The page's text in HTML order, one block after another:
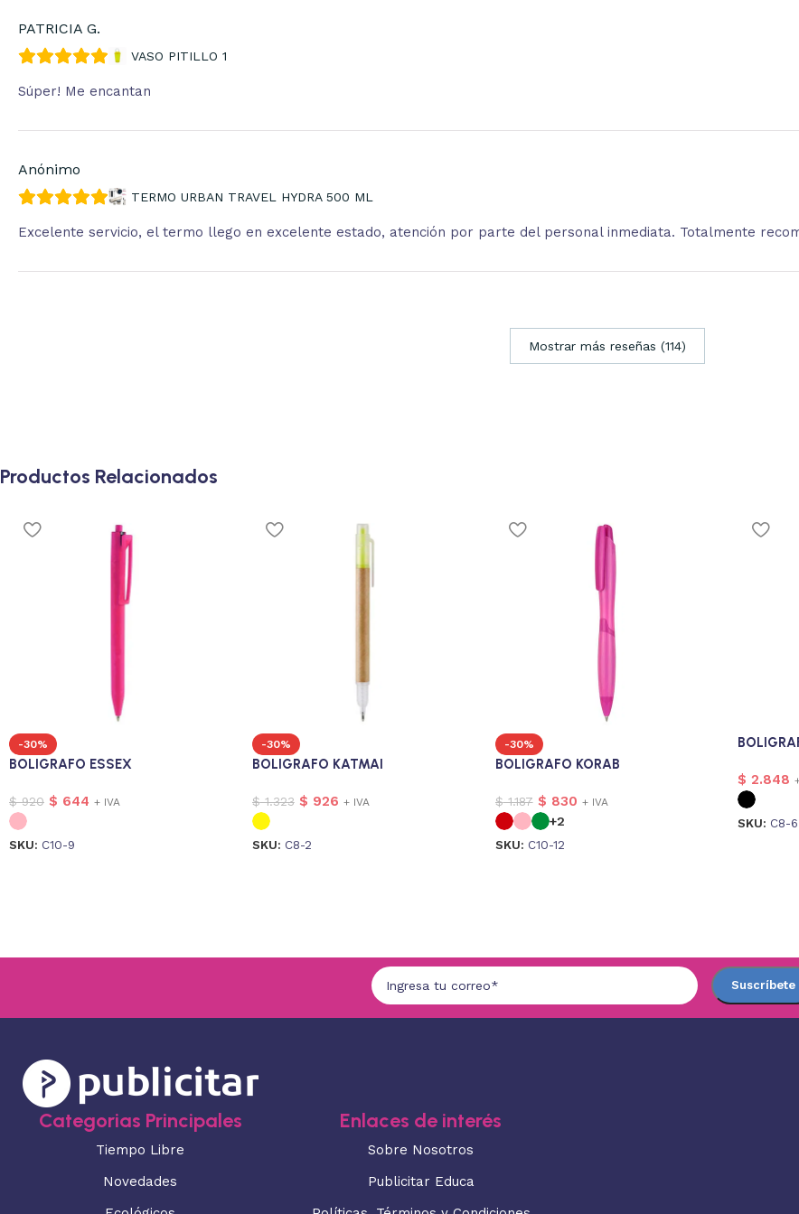
PATRICIA G.
VASO PITILLO 1
Súper! Me encantan
Anónimo
TERMO URBAN TRAVEL HYDRA 500 ML
Excelente servicio, el termo llego en excelente estado, atención por parte del personal inmediata. Totalmente
Mostrar más reseñas (114)
Productos Relacionados
-30%
BOLIGRAFO ESSEX
$920 $ 644 + IVA
SKU: C10-9
-30%
BOLIGRAFO KATMAI
$1.323 $ 926 + IVA
SKU: C8-2
-30%
BOLIGRAFO KORAB
$1.187 $ 830 + IVA
+2
SKU: C10-12
$ 2.848
SKU: C8-6
Categorias Principales
Tiempo Libre
Novedades
Enlaces de interés
Sobre Nosotros
Publicitar Educa